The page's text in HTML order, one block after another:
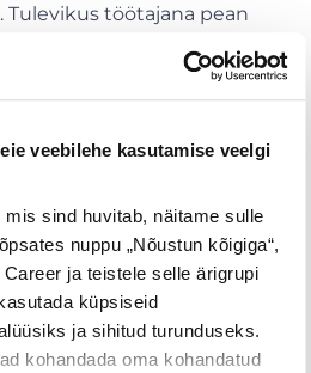
veebilehe kasutamise veelgi
sind huvitab, näitame sulle
nuppu „Nõustun kõigiga“,
ja teistele selle ärigrupi
küpsiseid
ja sihitud turunduseks.
kohandada oma kohandatud
Tulevikus töötajana pean
mis arendavad mind
mulle huvi. Igati väärt
töö
Kaugtöö ja
kodukontor
võimalus
noortele